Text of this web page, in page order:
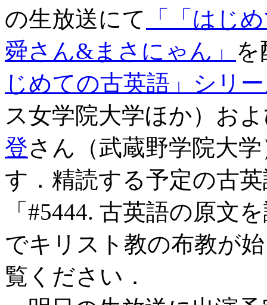
の生放送にて
「「はじ
舜さん&まさにゃん」 を
じめての古英語」シリ
ス女学院大学ほか）お
登さん（武蔵野学院大
す．精読する予定の古
「#5444. 古英語の原文
でキリスト教の布教が
覧ください．